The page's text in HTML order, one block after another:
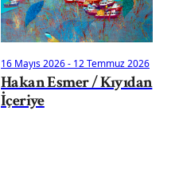
16 Mayıs 2026- 12 Temmuz 2026
Hakan Esmer / Kıyıdan
İçeriye